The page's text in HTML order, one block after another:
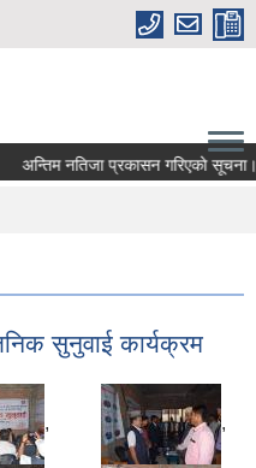
नतिजा प्रकासन गरिएकाे सूचना।
सुनुवाई कार्यक्रम
, ,